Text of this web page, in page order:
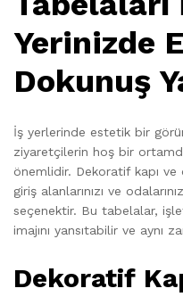
Yerinizde
Dokunuş
İş yerlerinde estetik bir
ziyaretçilerin hoş bir
önemlidir. Dekoratif kapı
giriş alanlarınızı ve
seçenektir. Bu tabelalar,
imajını yansıtabilir ve aynı
Dekoratif